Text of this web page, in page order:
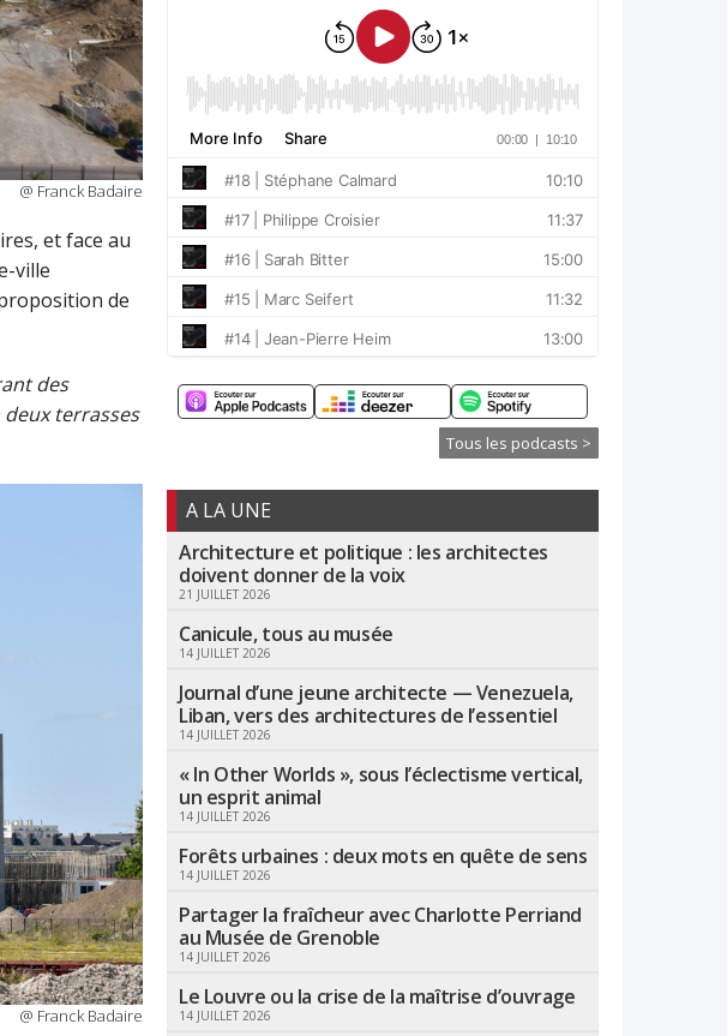
@ Franck Badaire
et face au
ville
de
des
deux terrasses
@ Franck Badaire
Tous les podcasts >
A LA UNE
Architecture et politique : les architectes
doivent donner de la voix
21 JUILLET 2026
Canicule, tous au musée
14 JUILLET 2026
Journal d’une jeune architecte — Venezuela,
Liban, vers des architectures de l’essentiel
14 JUILLET 2026
« In Other Worlds », sous l’éclectisme vertical,
un esprit animal
14 JUILLET 2026
Forêts urbaines : deux mots en quête de sens
14 JUILLET 2026
Partager la fraîcheur avec Charlotte Perriand
au Musée de Grenoble
14 JUILLET 2026
Le Louvre ou la crise de la maîtrise d’ouvrage
14 JUILLET 2026